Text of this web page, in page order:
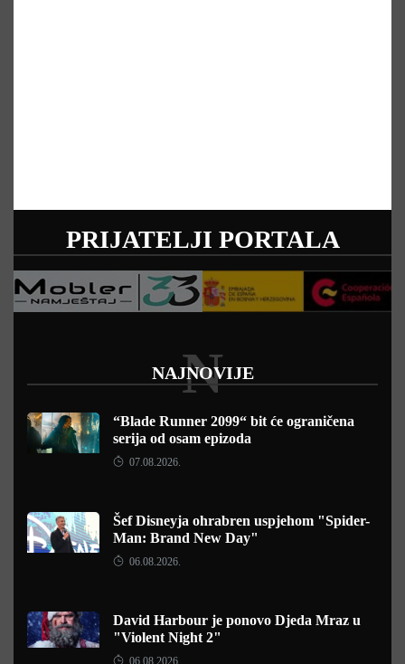
PRIJATELJI PORTALA
NAJNOVIJE
N
“Blade Runner 2099“ bit će ograničena
serija od osam epizoda
07.08.2026.
Šef Disneyja ohrabren uspjehom "Spider-
Man: Brand New Day"
06.08.2026.
David Harbour je ponovo Djeda Mraz u
"Violent Night 2"
06.08.2026.